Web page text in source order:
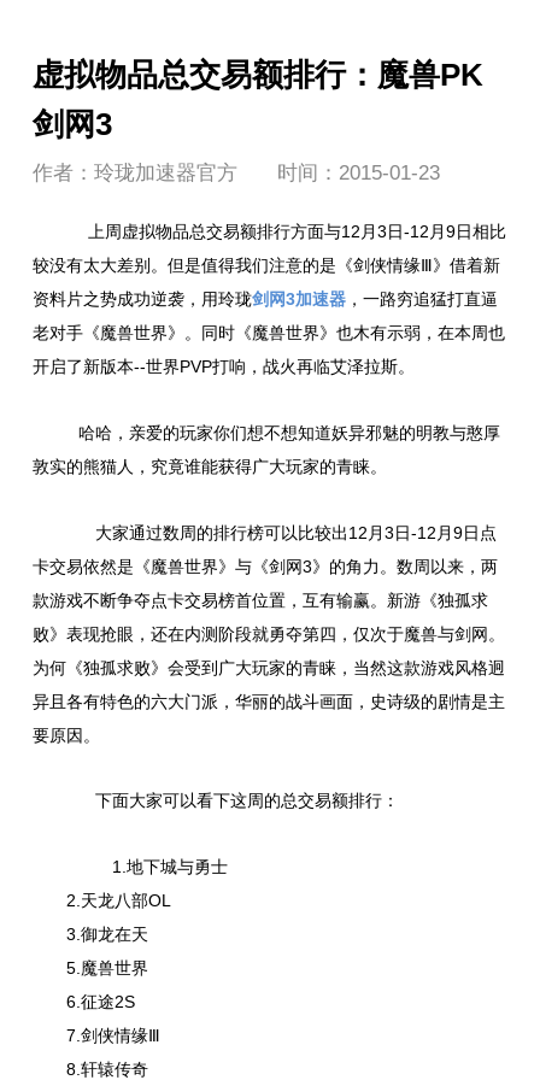
虚拟物品总交易额排行：魔兽PK
剑网3
作者：玲珑加速器官方 时间：2015-01-23
上周虚拟物品总交易额排行方面与12月3日-12月9日相比
较没有太大差别。但是值得我们注意的是《剑侠情缘Ⅲ》借着新
资料片之势成功逆袭，用玲珑剑网3加速器，一路穷追猛打直逼
老对手《魔兽世界》。同时《魔兽世界》也木有示弱，在本周也
开启了新版本--世界PVP打响，战火再临艾泽拉斯。
哈哈，亲爱的玩家你们想不想知道妖异邪魅的明教与憨厚
敦实的熊猫人，究竟谁能获得广大玩家的青睐。
大家通过数周的排行榜可以比较出12月3日-12月9日点
卡交易依然是《魔兽世界》与《剑网3》的角力。数周以来，两
款游戏不断争夺点卡交易榜首位置，互有输赢。新游《独孤求
败》表现抢眼，还在内测阶段就勇夺第四，仅次于魔兽与剑网。
为何《独孤求败》会受到广大玩家的青睐，当然这款游戏风格迥
异且各有特色的六大门派，华丽的战斗画面，史诗级的剧情是主
要原因。
下面大家可以看下这周的总交易额排行：
1.地下城与勇士
2.天龙八部OL
3.御龙在天
5.魔兽世界
6.征途2S
7.剑侠情缘Ⅲ
8.轩辕传奇